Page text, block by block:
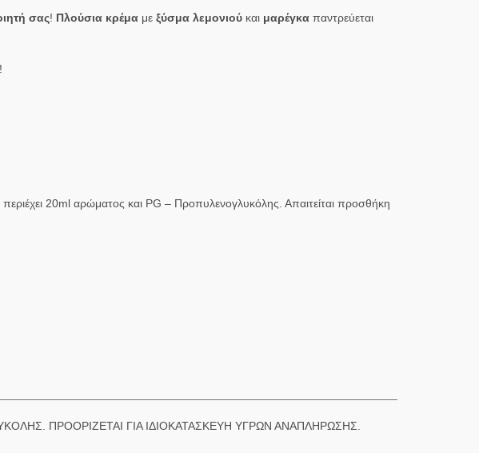
σας! Πλούσια κρέμα με ξύσμα λεμονιού και μαρέγκα παντρεύεται
20ml αρώματος και PG – Προπυλενογλυκόλης. Απαιτείται προσθήκη
ΠΡΟΟΡΙΖΕΤΑΙ ΓΙΑ ΙΔΙΟΚΑΤΑΣΚΕΥΗ ΥΓΡΩΝ ΑΝΑΠΛΗΡΩΣΗΣ.